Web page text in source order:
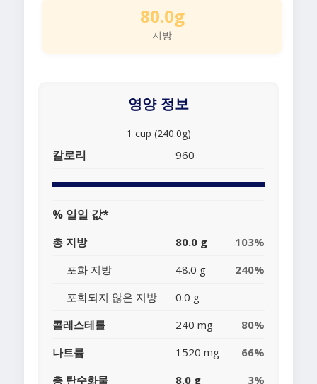
80.0g
지방
영양 정보
1 cup (240.0g)
칼로리 960
% 일일 값*
총 지방 80.0 g
103%
포화 지방
48.0 g
240%
포화되지 않은 지방
0.0 g
콜레스테롤
240 mg
80%
나트륨
1520 mg
66%
총 탄수화물
8.0 g 3%